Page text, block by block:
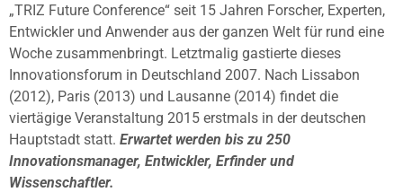
„TRIZ Future Conference“ seit 15 Jahren Forscher, Experten,
Entwickler und Anwender aus der ganzen Welt für rund eine
Woche zusammenbringt. Letztmalig gastierte dieses
Innovationsforum in Deutschland 2007. Nach Lissabon
(2012), Paris (2013) und Lausanne (2014) findet die
viertägige Veranstaltung 2015 erstmals in der deutschen
Hauptstadt statt. Erwartet werden bis zu 250
Innovationsmanager, Entwickler, Erfinder und
Wissenschaftler.